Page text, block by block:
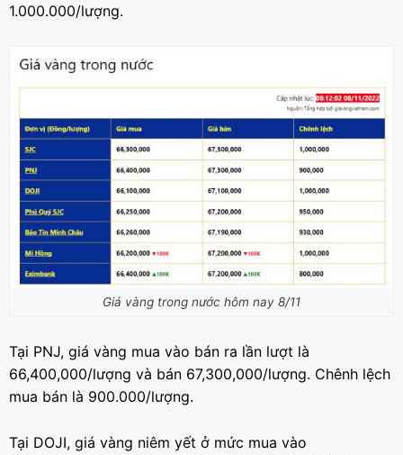
1.000.000/lượng.
Giá vàng trong nước hôm nay 8/11
Tại PNJ, giá vàng mua vào bán ra lần lượt là
66,400,000/lượng và bán 67,300,000/lượng. Chênh lệch
mua bán là 900.000/lượng.
Tại DOJI, giá vàng niêm yết ở mức mua vào